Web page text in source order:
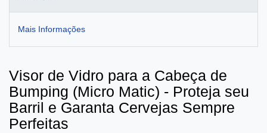
Mais Informações
Visor de Vidro para a Cabeça de
Bumping (Micro Matic) - Proteja seu
Barril e Garanta Cervejas Sempre
Perfeitas